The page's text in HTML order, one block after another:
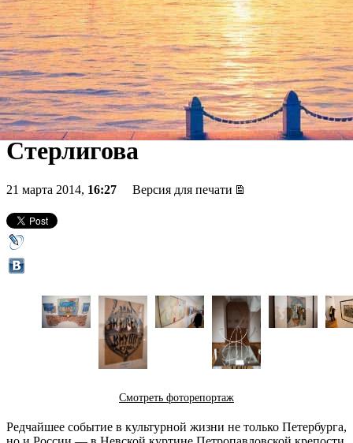
В Петропавловской крепости
демонстрируют геометрию
природы запрещенного в
СССР Владимира
Стерлигова
21 марта 2014, 16:27 Версия для печати
Смотреть фоторепортаж
Редчайшее событие в культурной жизни не только Петербурга,